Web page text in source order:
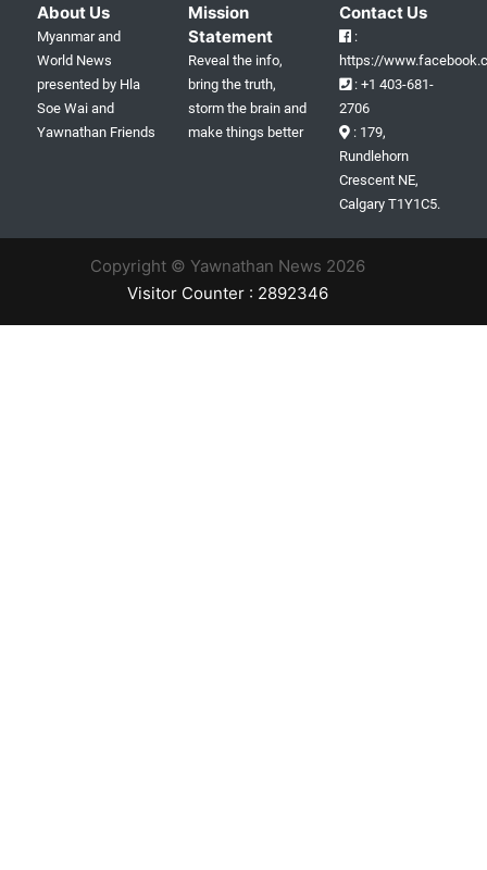
About Us
Myanmar and
World News
presented by Hla
Soe Wai and
Yawnathan Friends
Mission
Statement
Reveal the info,
bring the truth,
storm the brain and
make things better
Contact Us
:
https://
: +1 403-681-
2706
: 179,
Rundlehorn
Crescent NE,
Calgary T1Y1C5.
Copyright © Yawnathan News 2026
Visitor Counter : 2892346